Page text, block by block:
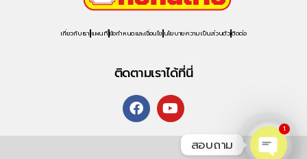
เกี่ยวกับเรา แผนที่ ข้อกำหนดและเงื่อนไข นโยบายความเป็นส่วนตัวติดต่อ
ติดตามเราได้ที่นี่
สอบถาม
1